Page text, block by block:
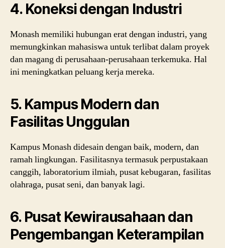
4. Koneksi dengan Industri
Monash memiliki hubungan erat dengan industri, yang
memungkinkan mahasiswa untuk terlibat dalam proyek
dan magang di perusahaan-perusahaan terkemuka. Hal
ini meningkatkan peluang kerja mereka.
5. Kampus Modern dan
Fasilitas Unggulan
Kampus Monash didesain dengan baik, modern, dan
ramah lingkungan. Fasilitasnya termasuk perpustakaan
canggih, laboratorium ilmiah, pusat kebugaran, fasilitas
olahraga, pusat seni, dan banyak lagi.
6. Pusat Kewirausahaan dan
Pengembangan Keterampilan